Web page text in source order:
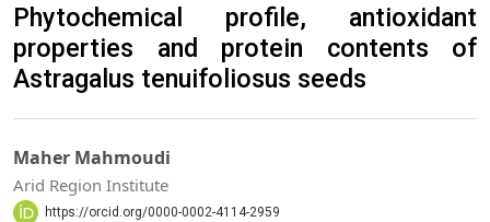
Phytochemical profile, antioxidant
properties and protein contents of
Astragalus tenuifoliosus seeds
Maher Mahmoudi
Arid Region Institute
https://orcid.org/0000-0002-4114-2959